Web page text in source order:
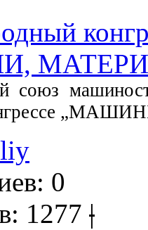
союз
0
1277 |